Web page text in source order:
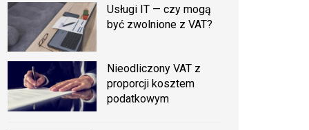
Usługi IT — czy mogą
być zwolnione z VAT?
Nieodliczony VAT z
proporcji kosztem
podatkowym